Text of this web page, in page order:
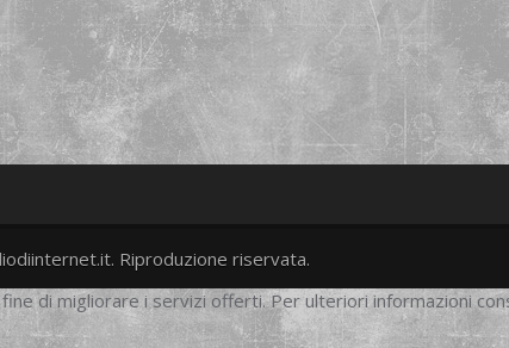
twittergoogleplus
facebook
Riproduzione riservata.
di migliorare i servizi offerti. Per ulteriori informazioni